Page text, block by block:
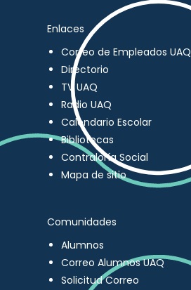
Enlaces
Correo de Empleados UAQ
Directorio
TV UAQ
Radio UAQ
Calendario Escolar
Bibliotecas
Contraloría Social
Mapa de sitio
Comunidades
Alumnos
Correo Alumnos UAQ
Solicitud Correo